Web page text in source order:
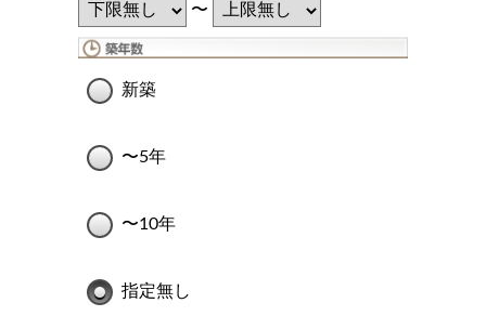
〜
新築
〜5年
〜10年
指定無し